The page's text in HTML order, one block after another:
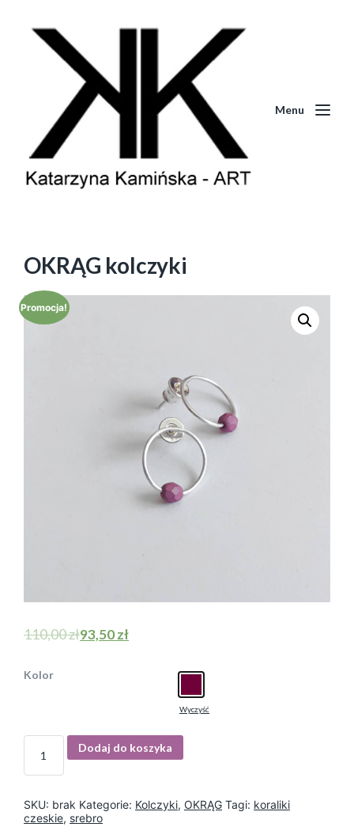
Menu
OKRĄG kolczyki
Promocja!
110,00zł93,50zł
Kolor
Wyczyść
I
ś
Dodaj do koszyka
SKU: brak Kategorie: Kolczyki, OKRĄG Tagi: koraliki
czeskie, srebro